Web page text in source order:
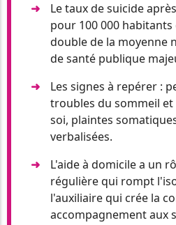
Le taux de suicide
pour 100 000 habitants
double de la moyenne
de santé publique
Les signes à repérer :
troubles du sommeil
soi, plaintes
verbalisées.
L'aide à domicile a un
régulière qui rompt
l'auxiliaire qui crée la
accompagnement aux